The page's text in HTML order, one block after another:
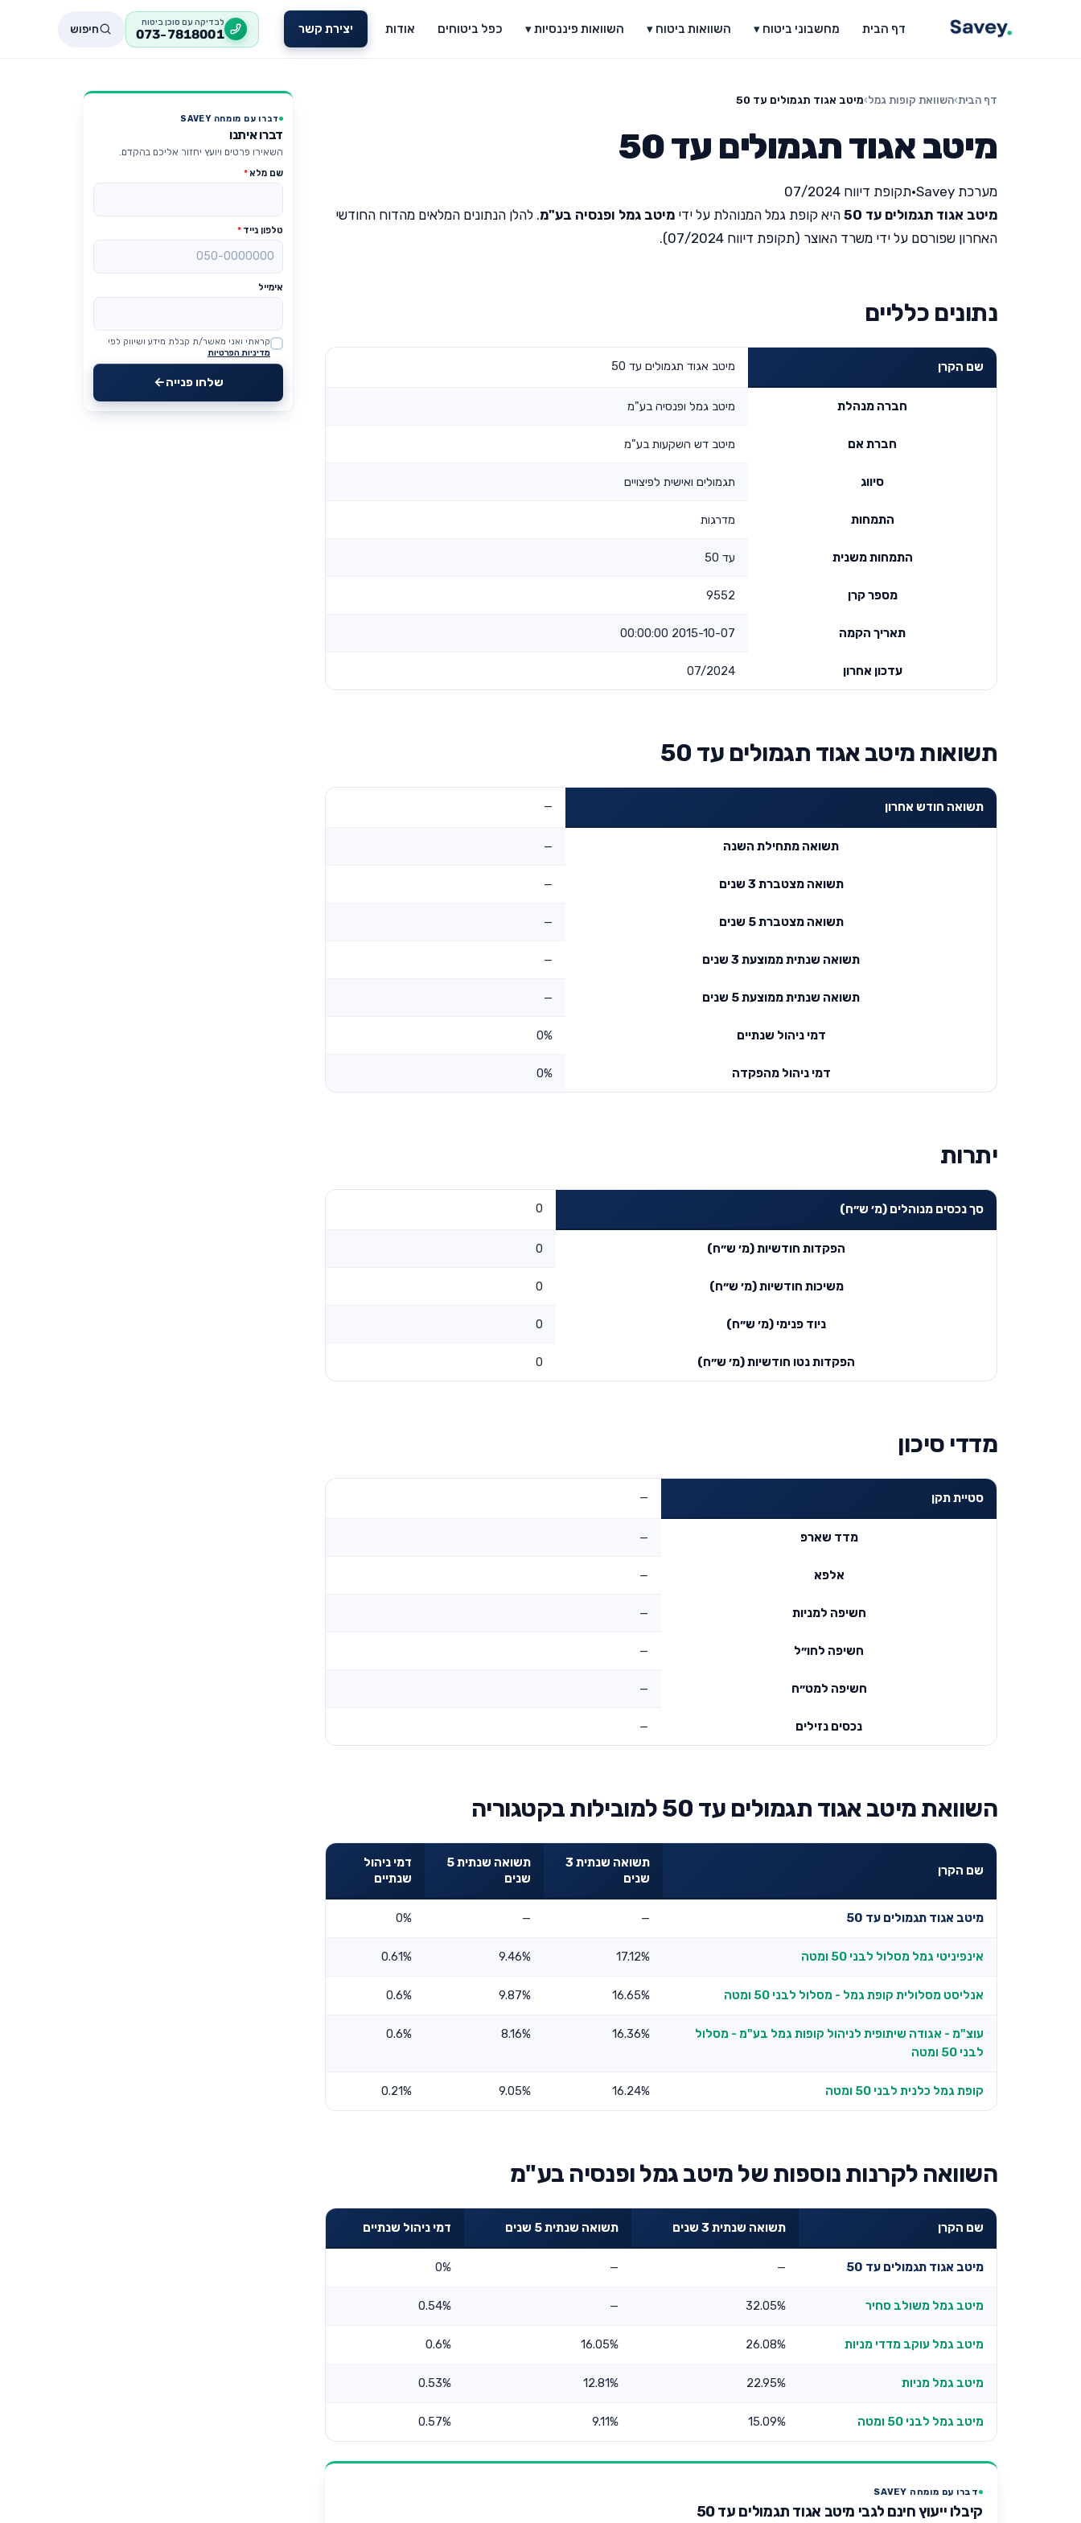
דף הבית מחשבוני ביטוח ▾ השוואות ביטוח ▾ השוואות פיננסיות ▾ כפל ביטוחים אודות יצירת קשר לבדיקה עם סוכן ביטוח
073-7818001 חיפוש
דף הבית›השוואת קופות גמל›מיטב אגוד תגמולים עד 50
מיטב אגוד תגמולים עד 50
מערכת Savey •תקופת דיווח 07/2024
מיטב אגוד תגמולים עד 50
היא קופת גמל המנוהלת על ידי מיטב גמל ופנסיה בע"מ. להלן הנתונים המלאים מהדוח החודשי
האחרון שפורסם על ידי משרד האוצר (תקופת דיווח 07/2024).
נתונים כלליים
שם הקרן מיטב אגוד תגמולים עד 50
חברה מנהלת מיטב גמל ופנסיה בע"מ
חברת אם מיטב דש השקעות בע"מ
סיווג תגמולים ואישית לפיצויים
התמחות מדרגות
התמחות משנית עד 50
מספר קרן 9552
תאריך הקמה 2015-10-07 00:00:00
עדכון אחרון 07/2024
תשואות מיטב אגוד תגמולים עד 50
תשואה חודש אחרון —
תשואה מתחילת השנה —
תשואה מצטברת 3 שנים —
תשואה מצטברת 5 שנים —
תשואה שנתית ממוצעת 3 שנים —
תשואה שנתית ממוצעת 5 שנים —
דמי ניהול שנתיים 0%
דמי ניהול מהפקדה 0%
יתרות
סך נכסים מנוהלים (מ׳ ש״ח) 0
הפקדות חודשיות (מ׳ ש״ח) 0
משיכות חודשיות (מ׳ ש״ח) 0
ניוד פנימי (מ׳ ש״ח) 0
הפקדות נטו חודשיות (מ׳ ש״ח) 0
מדדי סיכון
סטיית תקן —
מדד שארפ —
אלפא —
חשיפה למניות —
חשיפה לחו״ל —
חשיפה למט״ח —
נכסים נזילים —
השוואת מיטב אגוד תגמולים עד 50 למובילות בקטגוריה
שם הקרן
תשואה שנתית 3
שנים
תשואה שנתית 5
שנים
דמי ניהול
שנתיים
מיטב אגוד תגמולים עד 50 —
—
0%
אינפיניטי גמל מסלול לבני 50 ומטה 17.12%
9.46%
0.61%
אנליסט מסלולית קופת גמל - מסלול לבני 50 ומטה 16.65%
9.87%
0.6%
עוצ"מ - אגודה שיתופית לניהול קופות גמל בע"מ - מסלול
לבני 50 ומטה
16.36%
8.16%
0.6%
קופת גמל כלנית לבני 50 ומטה 16.24%
9.05%
0.21%
השוואה לקרנות נוספות של מיטב גמל ופנסיה בע"מ
שם הקרן תשואה שנתית 3 שנים תשואה שנתית 5 שנים דמי ניהול שנתיים
מיטב אגוד תגמולים עד 50 —
—
0%
מיטב גמל משולב סחיר 32.05%
—
0.54%
מיטב גמל עוקב מדדי מניות 26.08%
16.05%
0.6%
מיטב גמל מניות 22.95%
12.81%
0.53%
מיטב גמל לבני 50 ומטה 15.09%
9.11%
0.57%
דברו עם מומחה SAVEY
קיבלו ייעוץ חינם לגבי מיטב אגוד תגמולים עד 50
דברו עם מומחה SAVEY
דברו איתנו
השאירו פרטים ויועץ יחזור אליכם בהקדם.
שם מלא*
טלפון נייד *
אימייל
Website
קראתי ואני מאשר/ת קבלת מידע ושיווק לפי
מדיניות הפרטיות
שלחו פנייה